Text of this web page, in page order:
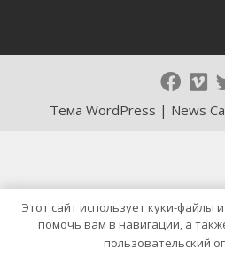
Тема WordPress | News
Этот сайт использует куки-файлы
помочь вам в навигации, а
пользовательский